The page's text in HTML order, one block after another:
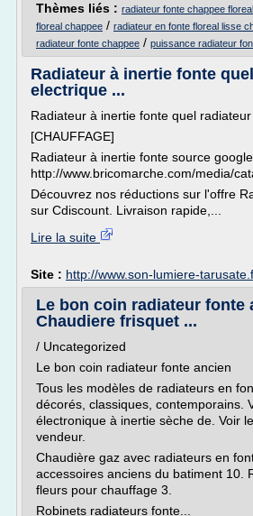
Thèmes liés : radiateur fonte chappee
floreal chappee / radiateur en fonte floreal lisse
radiateur fonte chappee / puissance radiateur
Radiateur à inertie fonte
electrique ...
Radiateur à inertie fonte quel
[CHAUFFAGE]
Radiateur à inertie fonte source
http://www.bricomarche.com/media/
Découvrez nos réductions sur l'offre
sur Cdiscount. Livraison rapide,...
Lire la suite
Site : http://www.son-lumiere-
Le bon coin radiateur fonte
Chaudiere frisquet ...
/ Uncategorized
Le bon coin radiateur fonte ancien
Tous les modèles de radiateurs en
décorés, classiques, contemporains.
électronique à inertie sèche de. Voir
vendeur.
Chaudière gaz avec radiateurs en
accessoires anciens du batiment 10.
fleurs pour chauffage 3.
Robinets radiateurs fonte...